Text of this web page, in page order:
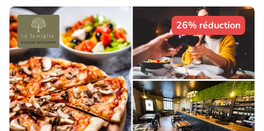
26% réduction